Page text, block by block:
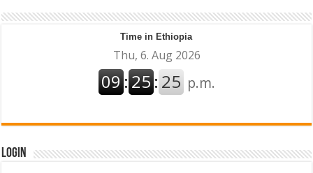
Time in Ethiopia
Login